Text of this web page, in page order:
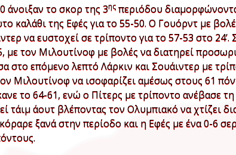
άνοιξαν το σκορ της 3ηςπεριόδου
καλάθι της Εφές για το 55-50. Ο Γουόρντ με
να ευστοχεί σε τρίποντο για το 57-53 στο 24’.
με τον Μιλουτίνοφ με βολές να διατηρεί
στο επόμενο λεπτό Λάρκιν και Σουάιντερ με
Μιλουτίνοφ να ισοφαρίζει αμέσως στους 61
το 64-61, ενώ ο Πίτερς με τρίποντο ανέβασε
τάιμ άουτ βλέποντας τον Ολυμπιακό να χτίζει
ξανά στην περίοδο και η Εφές με ένα 0-6